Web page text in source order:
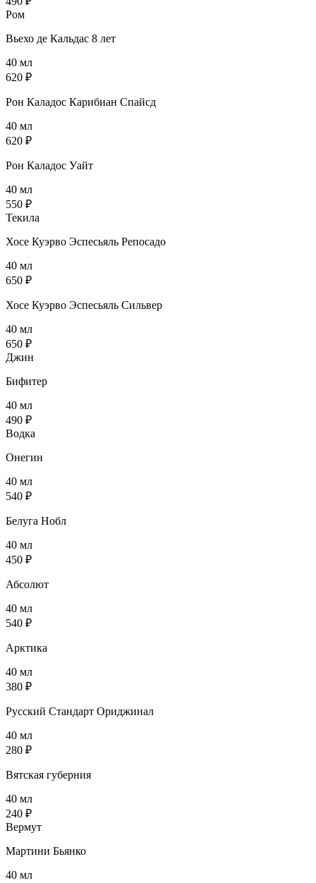
Ром
Вьехо де Кальдас 8 лет
40 мл
620 ₽
Рон Каладос Карибиан Спайсд
40 мл
620 ₽
Рон Каладос Уайт
40 мл
550 ₽
Текила
Хосе Куэрво Эспесьяль Репосадо
40 мл
650 ₽
Хосе Куэрво Эспесьяль Сильвер
40 мл
650 ₽
Джин
Бифитер
40 мл
490 ₽
Водка
Онегин
40 мл
540 ₽
Белуга Нобл
40 мл
450 ₽
Абсолют
40 мл
540 ₽
Арктика
40 мл
380 ₽
Русский Стандарт Ориджинал
40 мл
280 ₽
Вятская губерния
40 мл
240 ₽
Вермут
Мартини Бьянко
40 мл